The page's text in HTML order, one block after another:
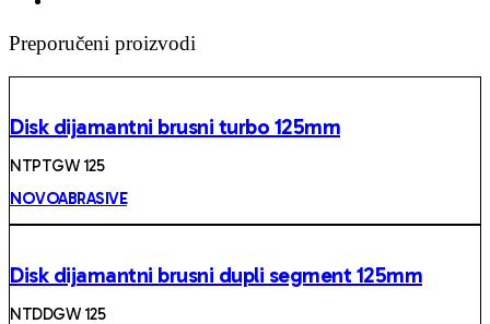
Preporučeni proizvodi
Disk dijamantni brusni turbo 125mm
NTPTGW 125
NOVOABRASIVE
Disk dijamantni brusni dupli segment 125mm
NTDDGW 125